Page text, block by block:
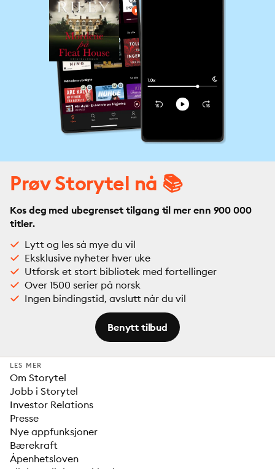
Prøv Storytel nå 📚
Kos deg med ubegrenset tilgang til mer enn 900 000
titler.
Lytt og les så mye du vil
Eksklusive nyheter hver uke
Utforsk et stort bibliotek med fortellinger
Over 1500 serier på norsk
Ingen bindingstid, avslutt når du vil
Benytt tilbud
LES MER
Om Storytel
Jobb i Storytel
Investor Relations
Presse
Nye appfunksjoner
Bærekraft
Åpenhetsloven